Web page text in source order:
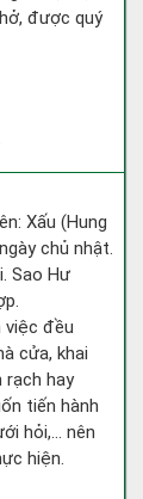
được quý
Xấu (Hung
chủ nhật.
Sao Hư
việc đều
cửa, khai
rạch hay
tiến hành
hỏi,... nên
hiện.